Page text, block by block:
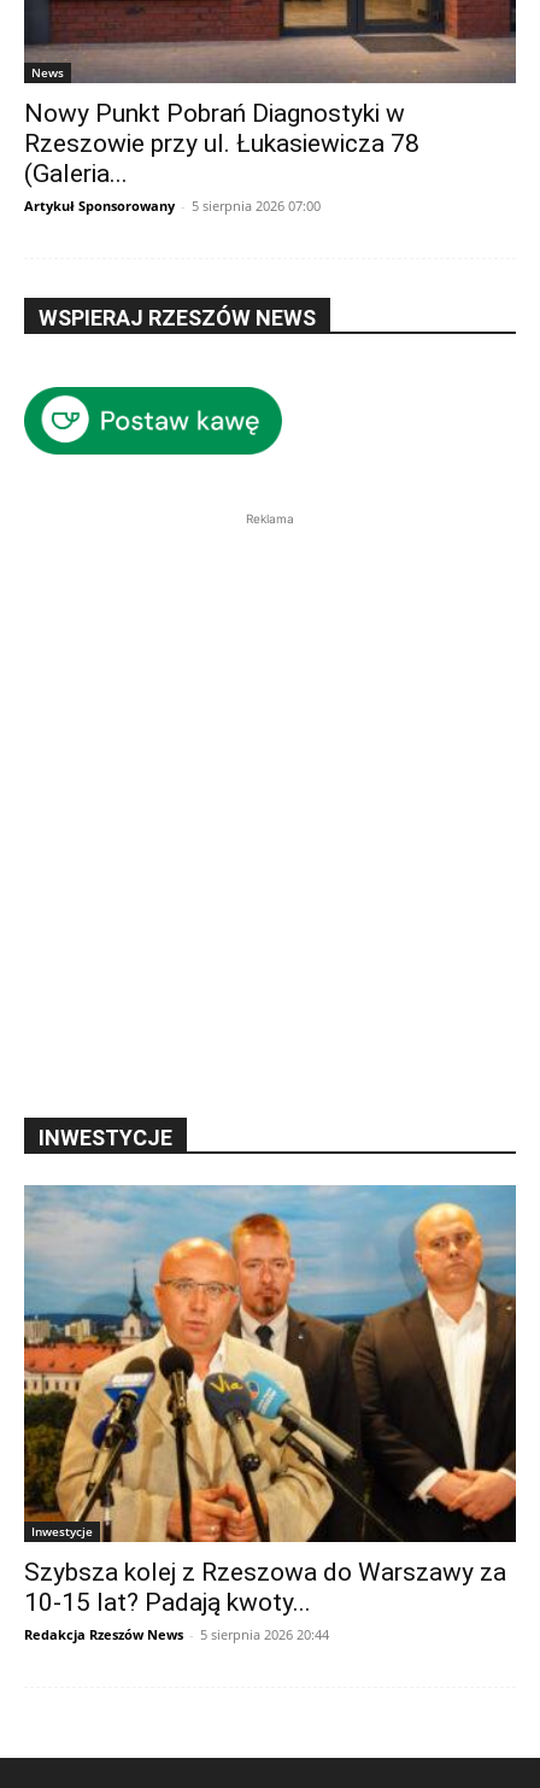
News
Nowy Punkt Pobrań Diagnostyki w
Rzeszowie przy ul. Łukasiewicza 78
(Galeria...
Artykuł Sponsorowany - 5 sierpnia 2026 07:00
WSPIERAJ RZESZÓW NEWS
Reklama
INWESTYCJE
Inwestycje
Szybsza kolej z Rzeszowa do Warszawy za
10-15 lat? Padają kwoty...
Redakcja Rzeszów News - 5 sierpnia 2026 20:44